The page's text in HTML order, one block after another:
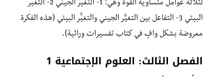
لثلاثة عوامل متساوية القوة وهي: 1- التغير الجيني 2- التغيِّر
البيئي 3- التفاعل بين التغيًُر الجيني والتغيُّر البيئي (هذه الفكرة
معروضة بشكل وافٍ في كتاب تفسيرات وراثية).
الفصل الثالث: العلوم الإجتماعية 1